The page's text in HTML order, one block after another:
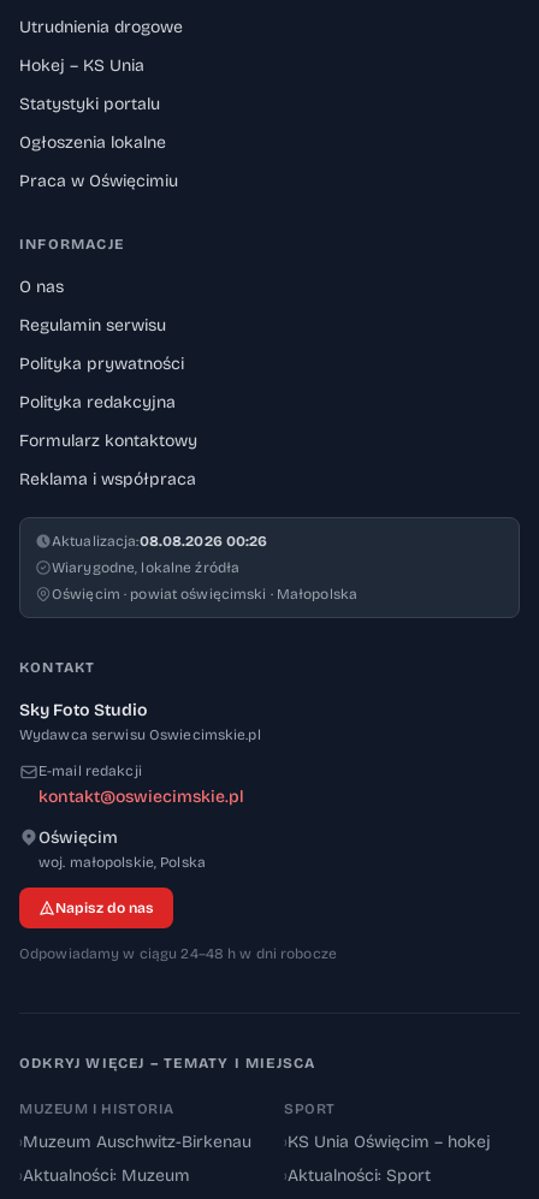
Utrudnienia drogowe
Hokej – KS Unia
Statystyki portalu
Ogłoszenia lokalne
Praca w Oświęcimiu
INFORMACJE
O nas
Regulamin serwisu
Polityka prywatności
Polityka redakcyjna
Formularz kontaktowy
Reklama i współpraca
Aktualizacja:08.08.2026 00:26
Wiarygodne, lokalne źródła
Oświęcim · powiat oświęcimski · Małopolska
KONTAKT
Sky Foto Studio
Wydawca serwisu Oswiecimskie.pl
E-mail redakcji
kontakt@oswiecimskie.pl
Oświęcim
woj. małopolskie, 32-600
Polska
Napisz do nas
Odpowiadamy w ciągu 24–48 h w dni robocze
ODKRYJ WIĘCEJ – TEMATY I MIEJSCA
MUZEUM I HISTORIA
›Muzeum Auschwitz-Birkenau
›Aktualności: Muzeum
SPORT
›KS Unia Oświęcim – hokej
›Aktualności: Sport